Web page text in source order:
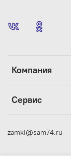
Компания
Сервис
zamki@sam74.ru